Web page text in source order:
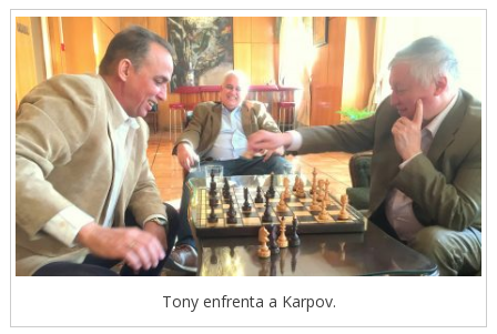
Tony enfrenta a Karpov.